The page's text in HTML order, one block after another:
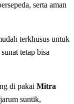
serta aman
terkhusus untuk
tetap bisa
di pakai Mitra
suntik,